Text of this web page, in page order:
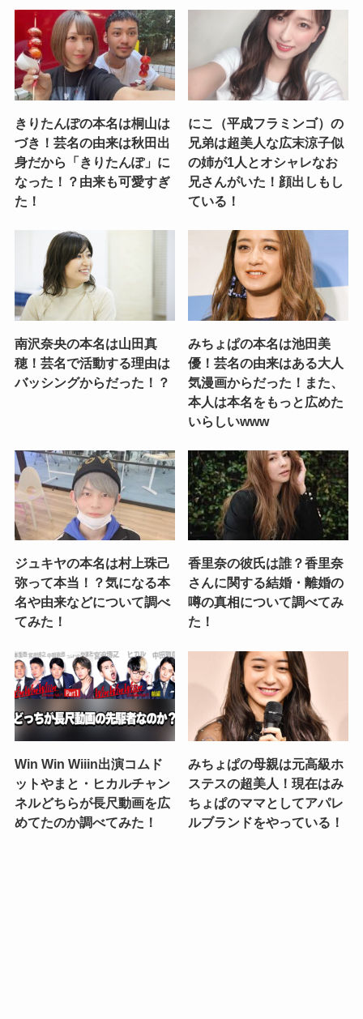
きりたんぽの本名は桐山は
づき！芸名の由来は秋田出
身だから「きりたんぽ」に
なった！？由来も可愛すぎ
た！
にこ（平成フラミンゴ）の
兄弟は超美人な広末涼子似
の姉が1人とオシャレなお
兄さんがいた！顔出しもし
ている！
南沢奈央の本名は山田真
穂！芸名で活動する理由は
バッシングからだった！？
みちょぱの本名は池田美
優！芸名の由来はある大人
気漫画からだった！また、
本人は本名をもっと広めた
いらしいwww
ジュキヤの本名は村上珠己
弥って本当！？気になる本
名や由来などについて調べ
てみた！
香里奈の彼氏は誰？香里奈
さんに関する結婚・離婚の
噂の真相について調べてみ
た！
Win Win Wiiin出演コムド
ットやまと・ヒカルチャン
ネルどちらが長尺動画を広
めてたのか調べてみた！
みちょぱの母親は元高級ホ
ステスの超美人！現在はみ
ちょぱのママとしてアパレ
ルブランドをやっている！